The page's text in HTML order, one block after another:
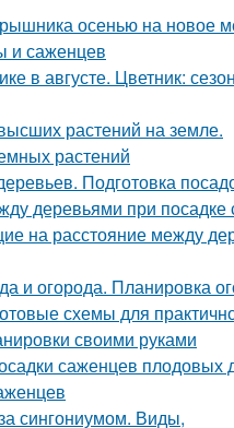
осенью на новое
и саженцев
в августе. Цветник:
растений на земле.
растений
Подготовка
деревьями при посадке
на расстояние между
и огорода. Планировка
схемы для
своими руками
саженцев плодовых
сингониумом. Виды,